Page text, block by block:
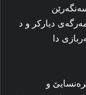
دیارکر و د
دا
و